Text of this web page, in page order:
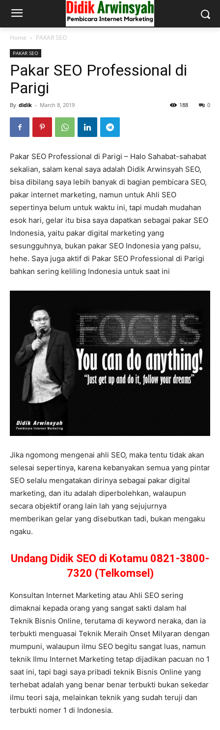
Home PAKAR SEO
PAKAR SEO
Pakar SEO Professional di
Parigi
By didik - March 8, 2019 0
188
Pakar SEO Professional di Parigi – Halo Sahabat-sahabat
sekalian, salam kenal saya adalah Didik Arwinsyah SEO,
bisa dibilang saya lebih banyak di bagian pembicara SEO,
pakar internet marketing, namun untuk Ahli SEO
sepertinya belum untuk waktu ini, tapi mudah mudahan
esok hari, gelar itu bisa saya dapatkan sebagai pakar SEO
Indonesia, yaitu pakar digital marketing yang
sesungguhnya, bukan pakar SEO Indonesia yang palsu,
hehe. Saya juga aktif di Pakar SEO Professional di Parigi
bahkan sering keliling Indonesia untuk saat ini
Jika ngomong mengenai ahli SEO, maka tentu tidak akan
selesai sepertinya, karena kebanyakan semua yang pintar
SEO selalu mengatakan dirinya sebagai pakar digital
marketing, dan itu adalah diperbolehkan, walaupun
secara objektif orang lain lah yang sejujurnya
memberikan gelar yang disebutkan tadi, bukan mengaku
ngaku.
Undang Didik SEO di Kotamu 0821-3800-
7320 (Telkomsel)
Konsultan Internet Marketing atau Ahli SEO sering
dimaknai kepada orang yang sangat sakti dalam hal
Teknik Bisnis Online, terutama di keyword neraka, dan ia
terbukti menguasai Teknik Meraih Onset Milyaran dengan
mumpuni, walaupun ilmu SEO begitu sangat luas, namun
teknik Ilmu Internet Marketing tetap dijadikan pacuan no 1
saat ini, tapi bagi saya pribadi teknik Bisnis Online yang
terhebat adalah yang benar benar terbukti bukan sekedar
ilmu teori saja, melainkan teknik yang sudah teruji dan
terbukti nomer 1 di Indonesia.